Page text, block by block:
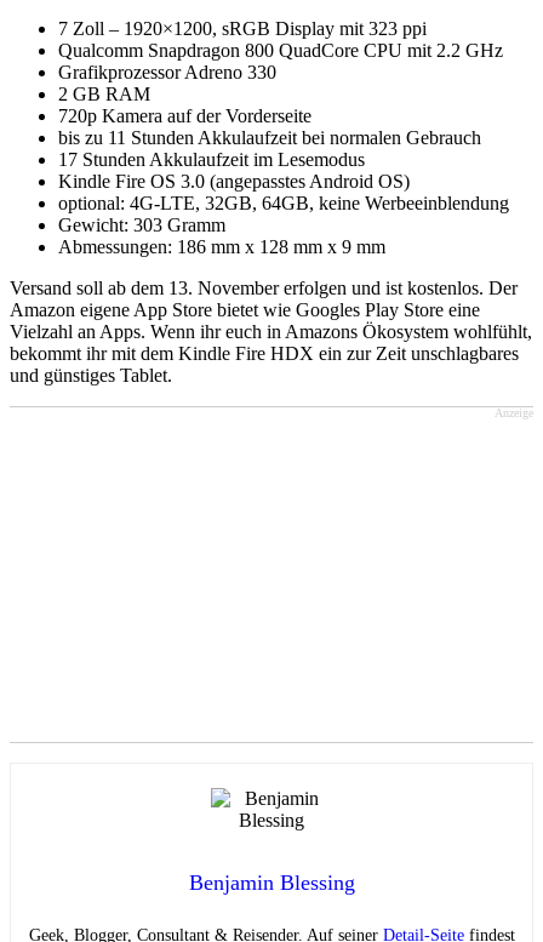
7 Zoll – 1920×1200, sRGB Display mit 323 ppi
Qualcomm Snapdragon 800 QuadCore CPU mit 2.2 GHz
Grafikprozessor Adreno 330
2 GB RAM
720p Kamera auf der Vorderseite
bis zu 11 Stunden Akkulaufzeit bei normalen Gebrauch
17 Stunden Akkulaufzeit im Lesemodus
Kindle Fire OS 3.0 (angepasstes Android OS)
optional: 4G-LTE, 32GB, 64GB, keine Werbeeinblendung
Gewicht: 303 Gramm
Abmessungen: 186 mm x 128 mm x 9 mm
Versand soll ab dem 13. November erfolgen und ist kostenlos. Der
Amazon eigene App Store bietet wie Googles Play Store eine
Vielzahl an Apps. Wenn ihr euch in Amazons Ökosystem wohlfühlt,
bekommt ihr mit dem Kindle Fire HDX ein zur Zeit unschlagbares
und günstiges Tablet.
Anzeige
Benjamin Blessing
Geek, Blogger, Consultant & Reisender. Auf seiner Detail-Seitefindest